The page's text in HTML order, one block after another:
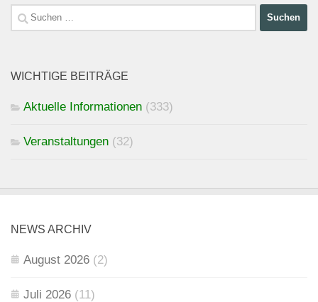
Suchen
nach:
WICHTIGE BEITRÄGE
Aktuelle Informationen (333)
Veranstaltungen (32)
NEWS ARCHIV
August 2026 (2)
Juli 2026 (11)